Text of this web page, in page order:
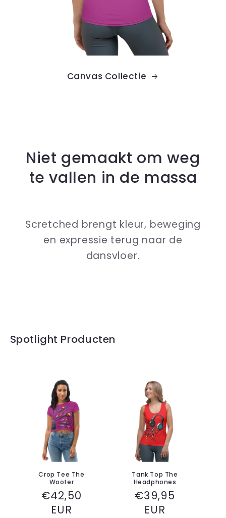
Canvas Collectie
Niet gemaakt om weg
te vallen in de massa
Scretched brengt kleur, beweging
en expressie terug naar de
dansvloer.
Spotlight Producten
Crop Tee The
Woofer
Normale
prijs
€42,50
EUR
Tank Top The
Headphones
Normale
prijs
€39,95
EUR